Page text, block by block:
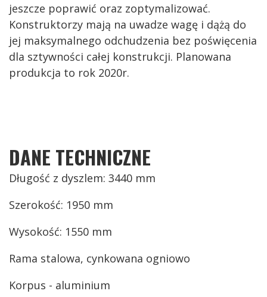
jeszcze poprawić oraz zoptymalizować.
Konstruktorzy mają na uwadze wagę i dążą do
jej maksymalnego odchudzenia bez poświęcenia
dla sztywności całej konstrukcji. Planowana
produkcja to rok 2020r.
DANE TECHNICZNE
Długość z dyszlem: 3440 mm
Szerokość: 1950 mm
Wysokość: 1550 mm
Rama stalowa, cynkowana ogniowo
Korpus - aluminium